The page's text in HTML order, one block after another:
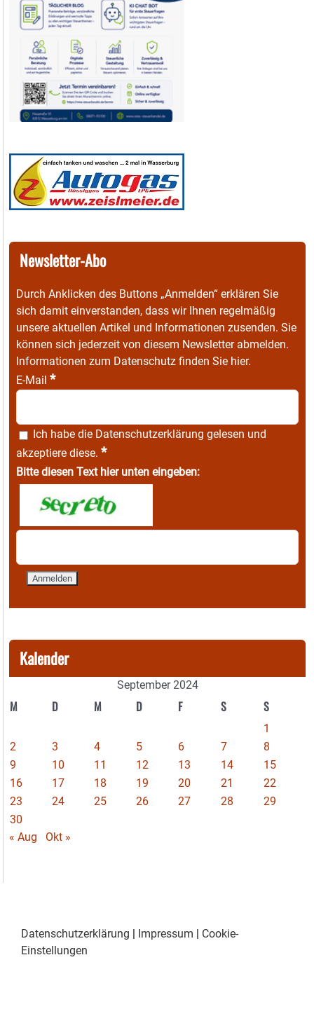
Newsletter-Abo
Durch Anklicken des Buttons „Anmelden“ erklären Sie
sich damit einverstanden, dass wir Ihnen regelmäßig
unsere aktuellen Artikel und Informationen zusenden. Sie
können sich jederzeit von diesem Newsletter abmelden.
Informationen zum Datenschutz finden Sie hier.
E-Mail *
Ich habe die Datenschutzerklärung gelesen und
akzeptiere diese. *
Bitte diesen Text hier unten eingeben:
Kalender
September 2024
M D M D F S S
1
2
3 4 5 6 7
8
9
10 11 12 13 14
15
16
17 18 19 20 21
22
23
24 25 26 27 28
29
30
« Aug
Okt »
Datenschutzerklärung Impressum
Cookie-
Einstellungen